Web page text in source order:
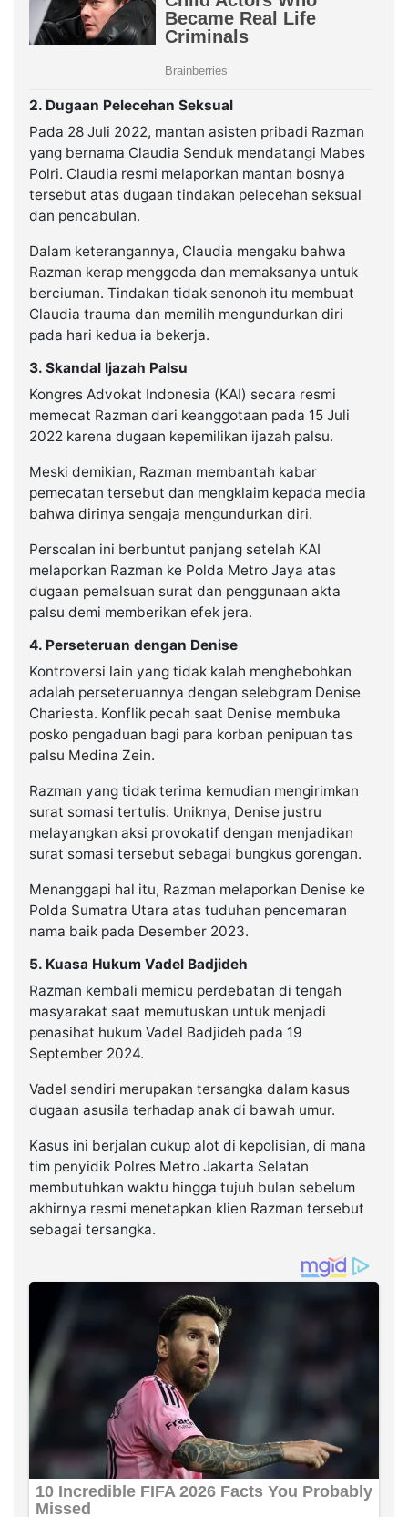
2. Dugaan Pelecehan Seksual
Pada 28 Juli 2022, mantan asisten pribadi Razman
yang bernama Claudia Senduk mendatangi Mabes
Polri. Claudia resmi melaporkan mantan bosnya
tersebut atas dugaan tindakan pelecehan seksual
dan pencabulan.
Dalam keterangannya, Claudia mengaku bahwa
Razman kerap menggoda dan memaksanya untuk
berciuman. Tindakan tidak senonoh itu membuat
Claudia trauma dan memilih mengundurkan diri
pada hari kedua ia bekerja.
3. Skandal Ijazah Palsu
Kongres Advokat Indonesia (KAI) secara resmi
memecat Razman dari keanggotaan pada 15 Juli
2022 karena dugaan kepemilikan ijazah palsu.
Meski demikian, Razman membantah kabar
pemecatan tersebut dan mengklaim kepada media
bahwa dirinya sengaja mengundurkan diri.
Persoalan ini berbuntut panjang setelah KAI
melaporkan Razman ke Polda Metro Jaya atas
dugaan pemalsuan surat dan penggunaan akta
palsu demi memberikan efek jera.
4. Perseteruan dengan Denise
Kontroversi lain yang tidak kalah menghebohkan
adalah perseteruannya dengan selebgram Denise
Chariesta. Konflik pecah saat Denise membuka
posko pengaduan bagi para korban penipuan tas
palsu Medina Zein.
Razman yang tidak terima kemudian mengirimkan
surat somasi tertulis. Uniknya, Denise justru
melayangkan aksi provokatif dengan menjadikan
surat somasi tersebut sebagai bungkus gorengan.
Menanggapi hal itu, Razman melaporkan Denise ke
Polda Sumatra Utara atas tuduhan pencemaran
nama baik pada Desember 2023.
5. Kuasa Hukum Vadel Badjideh
Razman kembali memicu perdebatan di tengah
masyarakat saat memutuskan untuk menjadi
penasihat hukum Vadel Badjideh pada 19
September 2024.
Vadel sendiri merupakan tersangka dalam kasus
dugaan asusila terhadap anak di bawah umur.
Kasus ini berjalan cukup alot di kepolisian, di mana
tim penyidik Polres Metro Jakarta Selatan
membutuhkan waktu hingga tujuh bulan sebelum
akhirnya resmi menetapkan klien Razman tersebut
sebagai tersangka.